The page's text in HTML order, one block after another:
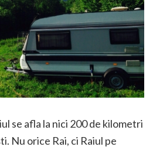
se afla la nici 200 de kilometri
Nu orice Rai, ci Raiul pe